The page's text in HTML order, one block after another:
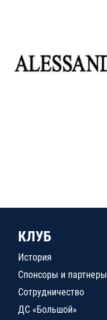
КЛУБ
История
Спонсоры и партнеры
Сотрудничество
ДС «Большой»